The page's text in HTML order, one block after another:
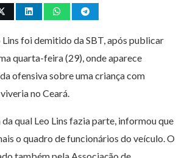
foi demitido da SBT, após publicar
quarta-feira (29), onde aparece
ofensiva sobre uma criança com
no Ceará.
da qual Leo Lins fazia parte, informou que
o quadro de funcionários do veículo. O
também pela Associação de